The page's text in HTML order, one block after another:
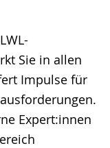
Sie in allen
Impulse für
Expert:innen